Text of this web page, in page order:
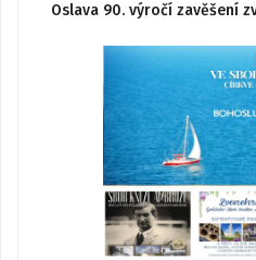
Oslava 90. výročí zavěšení